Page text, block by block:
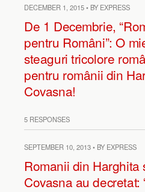
DECEMBER 1, 2015 • BY EXPRESS
De 1 Decembrie,
pentru Români”: O
steaguri tricolore
pentru românii din
Covasna!
5 RESPONSES
SEPTEMBER 10, 2013 • BY EXPRESS
Romanii din Harghita
Covasna au decretat: